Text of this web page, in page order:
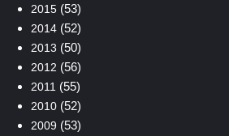
2015(53)
2014(52)
2013 (50)
2012 (56)
2011 (55)
2010(52)
2009 (53)